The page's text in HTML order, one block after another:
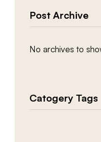
Post Archive
No archives to
Catogery Tags